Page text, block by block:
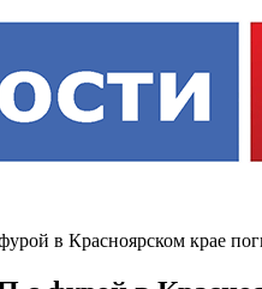
в Красноярском крае